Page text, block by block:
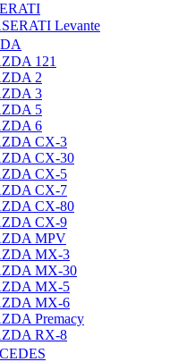
Levante
121
2
3
5
6
CX-3
CX-30
CX-5
CX-7
CX-80
CX-9
MPV
MX-3
MX-30
MX-5
MX-6
Premacy
RX-8